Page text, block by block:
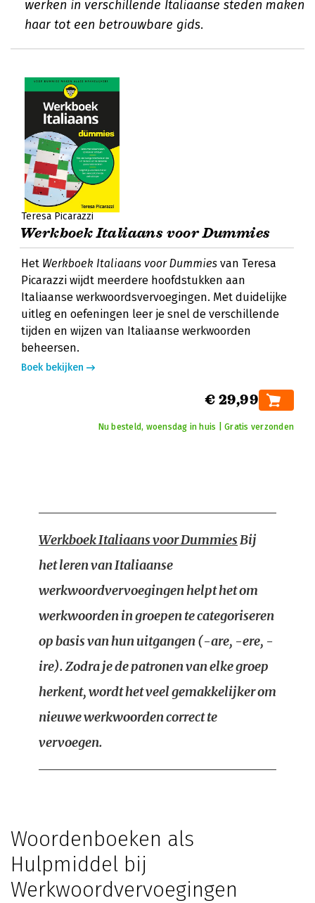
werken in verschillende Italiaanse steden maken
haar tot een betrouwbare gids.
Teresa Picarazzi
Werkboek Italiaans voor Dummies
Het Werkboek Italiaans voor Dummies van Teresa
Picarazzi wijdt meerdere hoofdstukken aan
Italiaanse werkwoordsvervoegingen. Met duidelijke
uitleg en oefeningen leer je snel de verschillende
tijden en wijzen van Italiaanse werkwoorden
beheersen.
Boek bekijken
€ 29,99
Nu besteld, woensdag in huis | Gratis verzonden
Werkboek Italiaans voor DummiesBij
het leren van Italiaanse
werkwoordvervoegingen helpt het om
werkwoorden in groepen te categoriseren
op basis van hun uitgangen (-are, -ere, -
ire). Zodra je de patronen van elke groep
herkent, wordt het veel gemakkelijker om
nieuwe werkwoorden correct te
vervoegen.
Woordenboeken als
Hulpmiddel bij
Werkwoordvervoegingen